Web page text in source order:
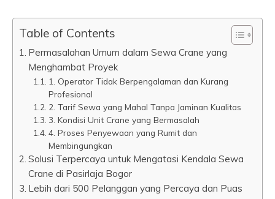
Table of Contents
Permasalahan Umum dalam Sewa Crane yang
Menghambat Proyek
1. Operator Tidak Berpengalaman dan Kurang
Profesional
2. Tarif Sewa yang Mahal Tanpa Jaminan Kualitas
3. Kondisi Unit Crane yang Bermasalah
4. Proses Penyewaan yang Rumit dan
Membingungkan
Solusi Terpercaya untuk Mengatasi Kendala Sewa
Crane di Pasirlaja Bogor
Lebih dari 500 Pelanggan yang Percaya dan Puas